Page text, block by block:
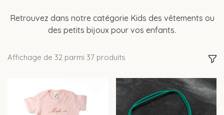
Retrouvez dans notre catégorie Kids des vêtements ou
des petits bijoux pour vos enfants.
Affichage de 32 parmi 37 produits